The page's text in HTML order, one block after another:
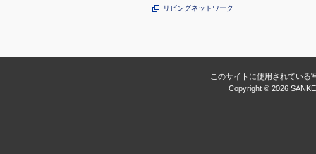
リビングネットワーク
このサイトに使用されている
Copyright © 2026